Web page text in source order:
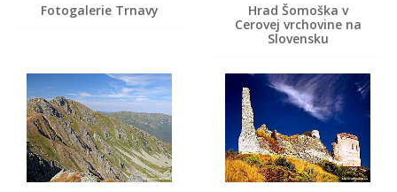
Fotogalerie Trnavy
Hrad Šomoška v
Cerovej vrchovine na
Slovensku